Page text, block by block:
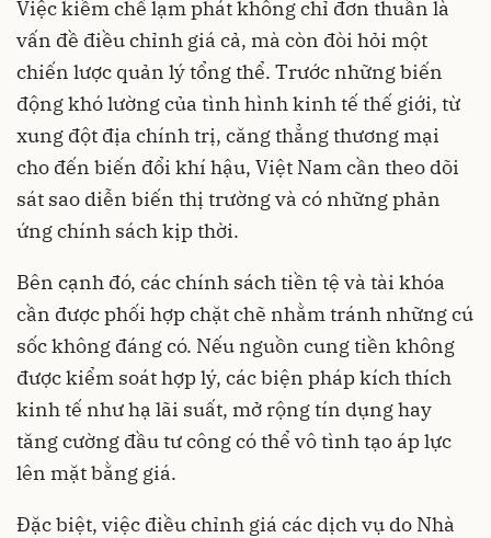
Việc kiềm chế lạm phát không chỉ đơn thuần là
vấn đề điều chỉnh giá cả, mà còn đòi hỏi một
chiến lược quản lý tổng thể. Trước những biến
động khó lường của tình hình kinh tế thế giới, từ
xung đột địa chính trị, căng thẳng thương mại
cho đến biến đổi khí hậu, Việt Nam cần theo dõi
sát sao diễn biến thị trường và có những phản
ứng chính sách kịp thời.
Bên cạnh đó, các chính sách tiền tệ và tài khóa
cần được phối hợp chặt chẽ nhằm tránh những cú
sốc không đáng có. Nếu nguồn cung tiền không
được kiểm soát hợp lý, các biện pháp kích thích
kinh tế như hạ lãi suất, mở rộng tín dụng hay
tăng cường đầu tư công có thể vô tình tạo áp lực
lên mặt bằng giá.
Đặc biệt, việc điều chỉnh giá các dịch vụ do Nhà